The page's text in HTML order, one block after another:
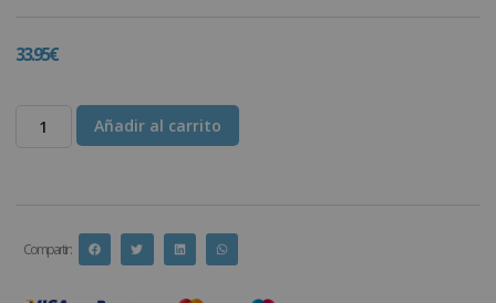
33.95€
Añadir al carrito
Compartir :